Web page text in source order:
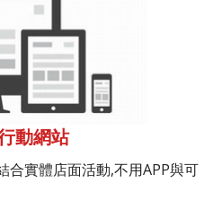
動網站
合實體店面活動,不用APP與可